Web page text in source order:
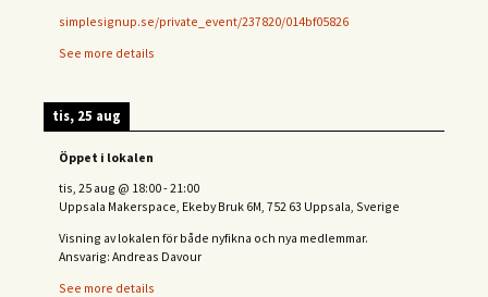
simplesignup.se/private_event/237820/014bf05826
See more details
tis, 25 aug
Öppet i lokalen
tis, 25 aug @ 18:00-21:00
Uppsala Makerspace, Ekeby Bruk 6M, 752 63 Uppsala, Sverige
Visning av lokalen för både nyfikna och nya medlemmar.
Ansvarig: Andreas Davour
See more details